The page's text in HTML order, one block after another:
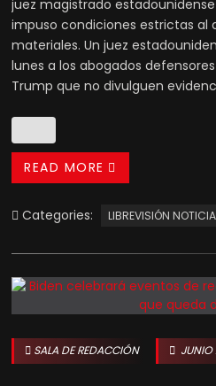
juez magistrado
impuso condiciones estrictas al
materiales. Un juez
lunes a los abogados
Trump que no divulguen
READ MORE
Categories: LIBREVISIÓN
SALA DE REDACCIÓN